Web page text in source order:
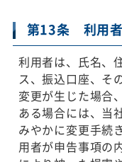
第13条 利用
利用者は、氏名、
ス、振込口座、そ
変更が生じた場合
ある場合には、当
みやかに変更手続
用者が申告事項の